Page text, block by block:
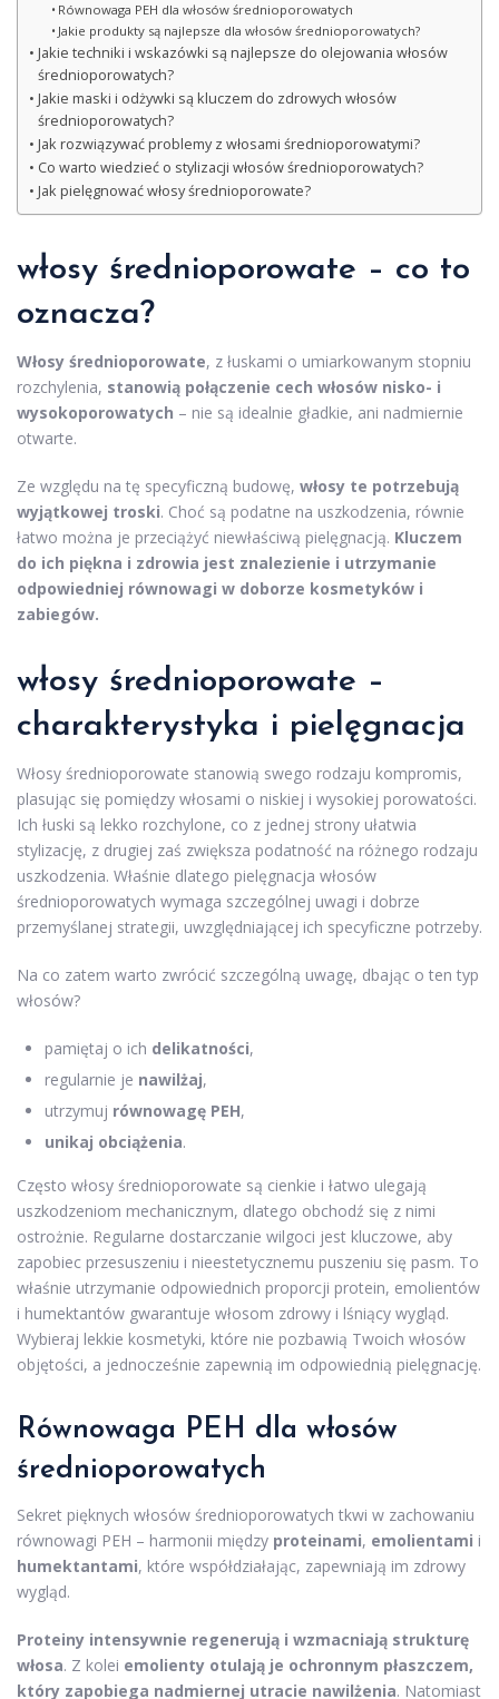
Równowaga PEH dla włosów średnioporowatych
Jakie produkty są najlepsze dla włosów średnioporowatych?
Jakie techniki i wskazówki są najlepsze do olejowania włosów
średnioporowatych?
Jakie maski i odżywki są kluczem do zdrowych włosów
średnioporowatych?
Jak rozwiązywać problemy z włosami średnioporowatymi?
Co warto wiedzieć o stylizacji włosów średnioporowatych?
Jak pielęgnować włosy średnioporowate?
włosy średnioporowate – co to
oznacza?
Włosy średnioporowate, z łuskami o umiarkowanym stopniu
rozchylenia, stanowią połączenie cech włosów nisko- i
wysokoporowatych – nie są idealnie gładkie, ani nadmiernie
otwarte.
Ze względu na tę specyficzną budowę, włosy te potrzebują
wyjątkowej troski. Choć są podatne na uszkodzenia, równie
łatwo można je przeciążyć niewłaściwą pielęgnacją. Kluczem
do ich piękna i zdrowia jest znalezienie i utrzymanie
odpowiedniej równowagi w doborze kosmetyków i
zabiegów.
włosy średnioporowate –
charakterystyka i pielęgnacja
Włosy średnioporowate stanowią swego rodzaju kompromis,
plasując się pomiędzy włosami o niskiej i wysokiej porowatości.
Ich łuski są lekko rozchylone, co z jednej strony ułatwia
stylizację, z drugiej zaś zwiększa podatność na różnego rodzaju
uszkodzenia. Właśnie dlatego pielęgnacja włosów
średnioporowatych wymaga szczególnej uwagi i dobrze
przemyślanej strategii, uwzględniającej ich specyficzne potrzeby.
Na co zatem warto zwrócić szczególną uwagę, dbając o ten typ
włosów?
pamiętaj o ich delikatności,
regularnie je nawilżaj,
utrzymuj równowagę PEH,
unikaj obciążenia.
Często włosy średnioporowate są cienkie i łatwo ulegają
uszkodzeniom mechanicznym, dlatego obchodź się z nimi
ostrożnie. Regularne dostarczanie wilgoci jest kluczowe, aby
zapobiec przesuszeniu i nieestetycznemu puszeniu się pasm. To
właśnie utrzymanie odpowiednich proporcji protein, emolientów
i humektantów gwarantuje włosom zdrowy i lśniący wygląd.
Wybieraj lekkie kosmetyki, które nie pozbawią Twoich włosów
objętości, a jednocześnie zapewnią im odpowiednią pielęgnację.
Równowaga PEH dla włosów
średnioporowatych
Sekret pięknych włosów średnioporowatych tkwi w zachowaniu
równowagi PEH – harmonii między proteinami, emolientami i
humektantami, które współdziałając, zapewniają im zdrowy
wygląd.
Proteiny intensywnie regenerują i wzmacniają strukturę
włosa. Z kolei emolienty otulają je ochronnym płaszczem,
który zapobiega nadmiernej utracie nawilżenia. Natomiast